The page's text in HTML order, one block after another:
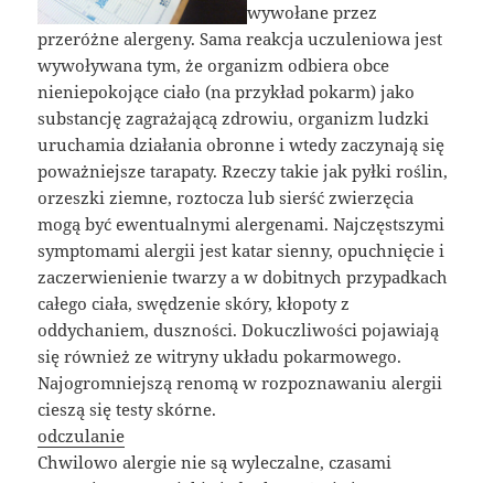
wywołane przez
przeróżne alergeny. Sama reakcja uczuleniowa jest
wywoływana tym, że organizm odbiera obce
nieniepokojące ciało (na przykład pokarm) jako
substancję zagrażającą zdrowiu, organizm ludzki
uruchamia działania obronne i wtedy zaczynają się
poważniejsze tarapaty. Rzeczy takie jak pyłki roślin,
orzeszki ziemne, roztocza lub sierść zwierzęcia
mogą być ewentualnymi alergenami. Najczęstszymi
symptomami alergii jest katar sienny, opuchnięcie i
zaczerwienienie twarzy a w dobitnych przypadkach
całego ciała, swędzenie skóry, kłopoty z
oddychaniem, duszności. Dokuczliwości pojawiają
się również ze witryny układu pokarmowego.
Najogromniejszą renomą w rozpoznawaniu alergii
cieszą się testy skórne.
odczulanie
Chwilowo alergie nie są wyleczalne, czasami